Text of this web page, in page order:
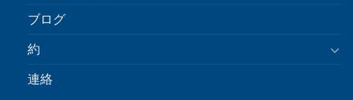
ブログ
約
連絡